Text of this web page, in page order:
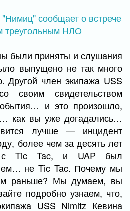
были приняты и слушания
выпущено не так много
Другой член экипажа USS
своим свидетельством
и это произошло,
как вы уже догадались…
лучше — инцидент
более чем за десять лет
с Tic Tac, и UAP был
не Tic Tac. Почему мы
раньше? Мы думаем, вы
подробно узнаем, что,
USS Nimitz Кевина